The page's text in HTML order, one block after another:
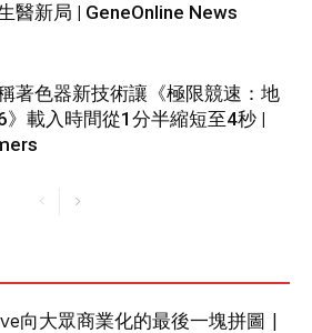
醫新局 | GeneOnline News
著色器新技術讓《極限競速：地
》載入時間從1分半縮短至4秒 |
向大眾商業化的最後一塊拼圖 |